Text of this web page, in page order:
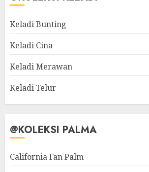
Keladi Bunting
Keladi Cina
Keladi Merawan
Keladi Telur
@KOLEKSI PALMA
California Fan Palm